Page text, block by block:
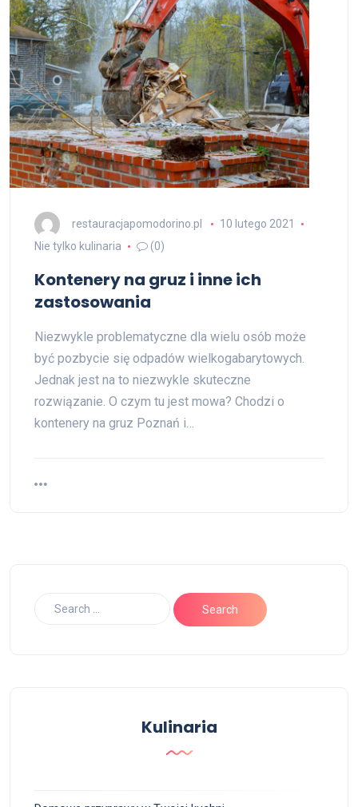
restauracjapomodorino.pl
10 lutego 2021
Nie tylko kulinaria
(0)
Kontenery na gruz i inne ich
zastosowania
Niezwykle problematyczne dla wielu osób może
być pozbycie się odpadów wielkogabarytowych.
Jednak jest na to niezwykle skuteczne
rozwiązanie. O czym tu jest mowa? Chodzi o
kontenery na gruz Poznań i…
Kulinaria